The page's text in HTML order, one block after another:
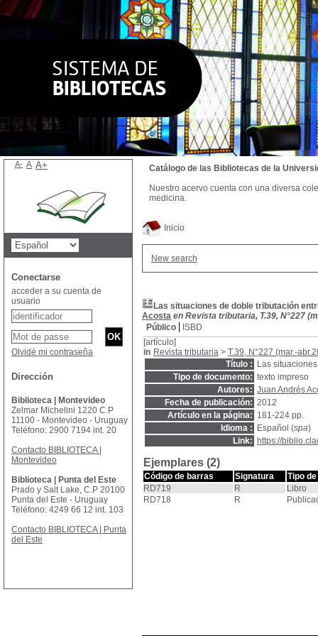
Inicio
New search
Las situaciones de doble tributación
Acosta en Revista tributaria, T.39, N°227
Público
ISBD
[artículo]
in Revista tributaria > T.39, N°227 (mar.-
Título :
Las
Tipo de documento: texto impreso
Autores: Juan Andrés
Fecha de publicación: 2012
Artículo en la página: 181-224 pp.
Idioma :
Español (spa)
Link:
https://
Ejemplares (2)
Código de barras Signatura
Tipo
RD719
R
Libro
RD718
R
Catálogo de las Bibliotecas de la
Nuestro acervo cuenta con una diversa
medicina.
A- A A+
Conectarse
acceder a su cuenta de
usuario
Olvidé mi contraseña
Dirección
Biblioteca | Montevideo
Zelmar Michelini 1220 C.P
11100 - Montevideo - Uruguay
Teléfono: 2900 7194 int. 20
Contacto BIBLIOTECA |
Montevideo
Biblioteca | Punta del Este
Prado y Salt Lake, C.P 20100
Punta del Este - Uruguay
Teléfono: 4249 66 12 int. 103
Contacto BIBLIOTECA | Punta
del Este